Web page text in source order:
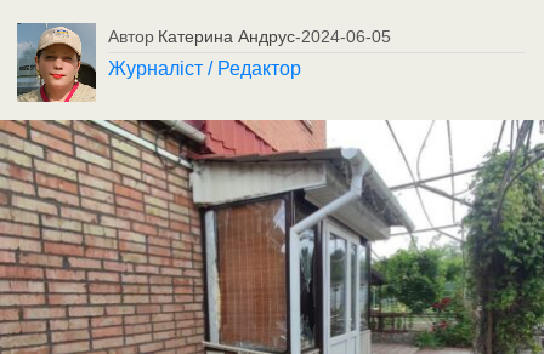
Автор Катерина Андрус-2024-06-05
Журналіст / Редактор